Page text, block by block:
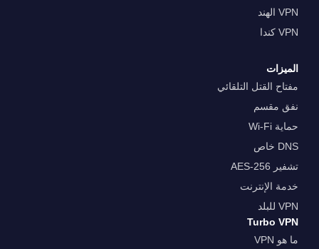
VPN الهند
VPN كندا
الميزات
مفتاح القتل التلقائي
نفق مقسم
حماية Wi-Fi
DNS خاص
تشفير AES-256
خدمة الإنترنت
VPN للبلد
Turbo VPN
ما هو VPN